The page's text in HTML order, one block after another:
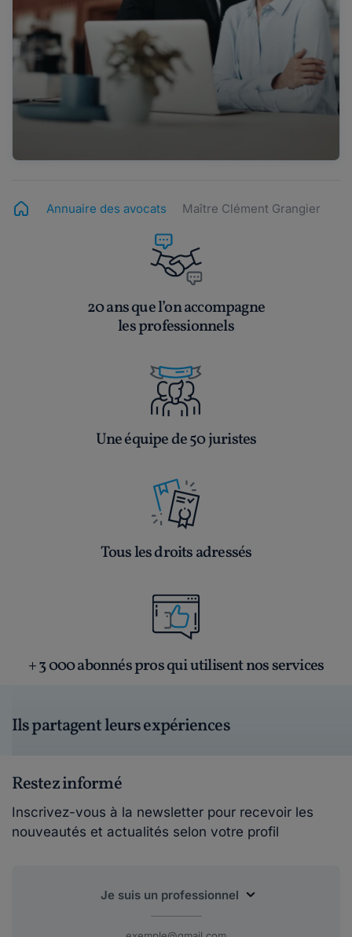
Annuaire des avocats Maître Clément Grangier
20 ans que l’on accompagne
les professionnels
Une équipe de 50 juristes
Tous les droits adressés
+ 3 000 abonnés pros qui utilisent nos services
Ils partagent leurs expériences
Restez informé
Inscrivez-vous à la newsletter pour recevoir les
nouveautés et actualités selon votre profil